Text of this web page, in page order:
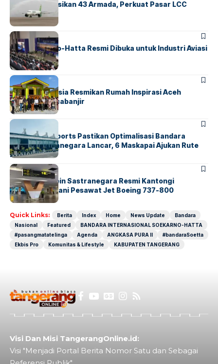
Citilink Operasikan 43 Armada, Perkuat Pasar LCC
Nasional
BANDARA BERITA
IALC Soekarno-Hatta Resmi Dibuka untuk Industri Aviasi
Dunia
BERITAHOME
AirNav Indonesia Resmikan Rumah Inspirasi Aceh
Tamiang Pascabanjir
BANDARA
InJourney Airports Pastikan Optimalisasi Bandara
Husein Sastranegara Lancar, 6 Maskapai Ajukan Rute
Baru
BANDARABERITA
Bandara Husein Sastranegara Resmi Kantongi
Sertifikat Layani Pesawat Jet Boeing 737-800
Quick Links: Berita Index Home News Update
Bandara
Nasional
Featured
BANDARA INTERNASIONAL SOEKARNO-HATTA
#pasangmatatelinga
Agenda ANGKASA PURA II
#bandaraSoetta
Ekbis Pro
Komunitas & Lifestyle KABUPATEN TANGERANG
Visi Dan Misi TangerangOnline.id:
Visi "Menjadi Portal Berita Nomor Satu dan Sebagai